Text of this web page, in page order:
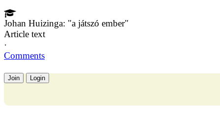
Johan Huizinga: "a játszó ember"
Article text
·
Comments
Join Login